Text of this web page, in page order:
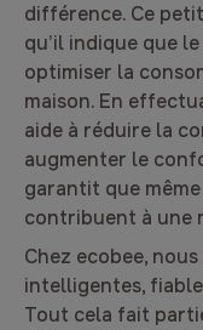
différence. Ce
qu’il indique que
optimiser la
maison. En
aide à réduire la
augmenter le
garantit que
contribuent à une
Chez ecobee,
intelligentes,
Tout cela fait